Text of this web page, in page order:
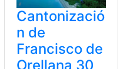
Cantonizació
n de
Francisco de
Orellana 30